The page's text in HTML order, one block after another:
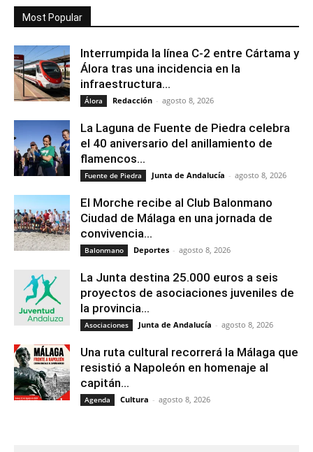
Most Popular
Interrumpida la línea C-2 entre Cártama y
Álora tras una incidencia en la
infraestructura...
Álora Redacción - agosto 8, 2026
La Laguna de Fuente de Piedra celebra
el 40 aniversario del anillamiento de
flamencos...
Fuente de Piedra Junta de Andalucía - agosto 8, 2026
El Morche recibe al Club Balonmano
Ciudad de Málaga en una jornada de
convivencia...
Balonmano Deportes - agosto 8, 2026
La Junta destina 25.000 euros a seis
proyectos de asociaciones juveniles de
la provincia...
Asociaciones Junta de Andalucía - agosto 8, 2026
Una ruta cultural recorrerá la Málaga que
resistió a Napoleón en homenaje al
capitán...
Agenda Cultura - agosto 8, 2026